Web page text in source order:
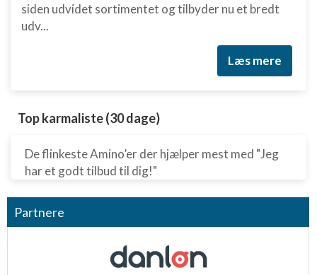
siden udvidet sortimentet og tilbyder nu et bredt
udv...
Læs mere
Top karmaliste (30 dage)
De flinkeste Amino’er der hjælper mest med "Jeg
har et godt tilbud til dig!"
Partnere